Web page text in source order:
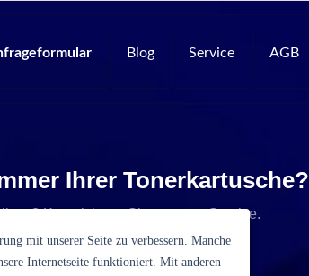
Blog Service AGB
Ihrer Tonerkartusche?
Kontaktieren Sie unseren Service.
mit unserer Seite zu verbessern. Manche
Internetseite funktioniert. Mit anderen